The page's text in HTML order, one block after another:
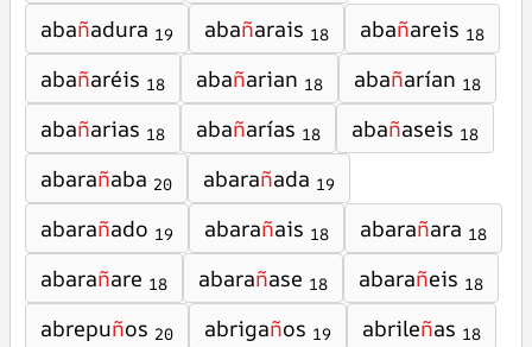
abañadura 19 abañarais 18 abañareis 18
abañaréis 18 abañarian 18 abañarían 18
abañarias 18 abañarías 18 abañaseis 18
abarañaba 20 abarañada 19
abarañado 19 abarañais 18 abarañara 18
abarañare 18 abarañase 18 abarañeis 18
abrepuños 20 abrigaños 19 abrileñas 18